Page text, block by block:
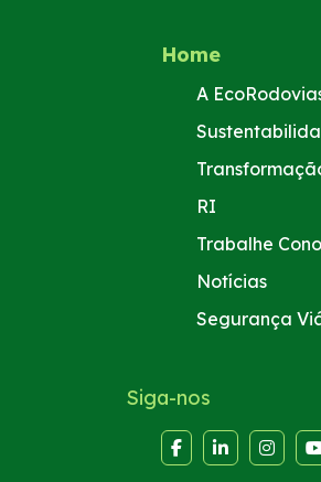
Home
A
RI
Trabalhe
Notícias
Segurança
Siga-nos